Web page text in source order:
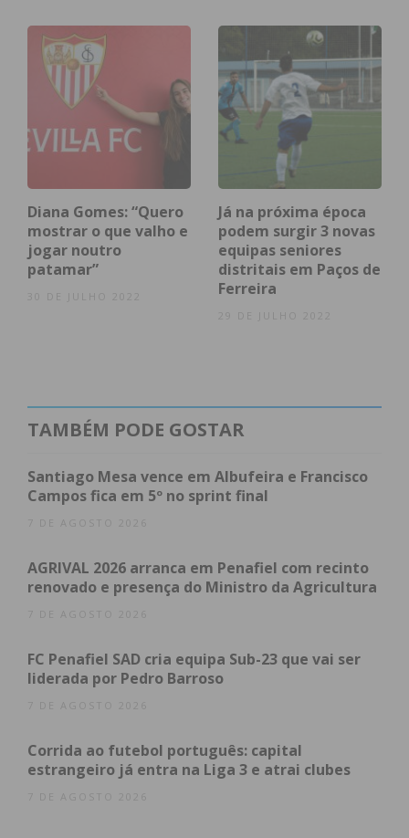
Subscreva a newsletter do
Imediato
Assine nossa newsletter por e-mail e
obtenha de forma regular a informação
Eu li e concordo com ostermos e
Diana Gomes: “Quero
mostrar o que valho e
jogar noutro
patamar”
Já na próxima época
podem surgir 3 novas
equipas seniores
distritais em Paços de
Ferreira
TAMBÉM PODE GOSTAR
Santiago Mesa vence em Albufeira e Francisco
Campos fica em 5º no sprint final
7 DE AGOSTO 2026
AGRIVAL 2026 arranca em Penafiel com recinto
renovado e presença do Ministro da Agricultura
7 DE AGOSTO 2026
FC Penafiel SAD cria equipa Sub-23 que vai ser
liderada por Pedro Barroso
7 DE AGOSTO 2026
Corrida ao futebol português: capital
estrangeiro já entra na Liga 3 e atrai clubes
7 DE AGOSTO 2026